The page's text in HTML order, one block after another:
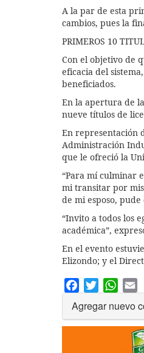
A la par de esta
cambios, pues la
PRIMEROS 10
Con el objetivo de
eficacia del
beneficiados.
En la apertura de
nueve títulos de
En representación
Administración
que le ofreció la
“Para mí culminar
mi transitar por
de mi esposo,
“Invito a todos los
académica”,
En el evento
Elizondo; y el
Facebook
Twitter
Agregar nuevo